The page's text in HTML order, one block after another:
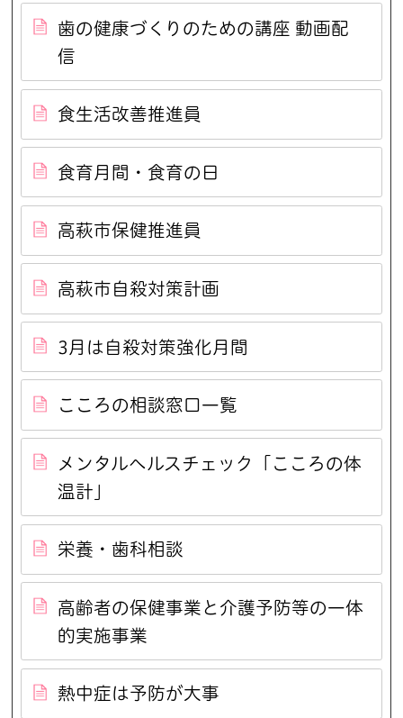
歯の健康づくりのための講座 動画配
信
食生活改善推進員
食育月間・食育の日
高萩市保健推進員
高萩市自殺対策計画
3月は自殺対策強化月間
こころの相談窓口一覧
メンタルヘルスチェック「こころの体
温計」
栄養・歯科相談
高齢者の保健事業と介護予防等の一体
的実施事業
熱中症は予防が大事